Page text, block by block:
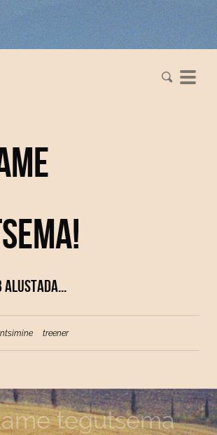
treener
tegutsema